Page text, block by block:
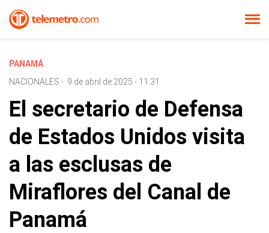
PANAMÁ
NACIONALES - 9 de abril de 2025 - 11:31
El secretario de Defensa
de Estados Unidos visita
a las esclusas de
Miraflores del Canal de
Panamá